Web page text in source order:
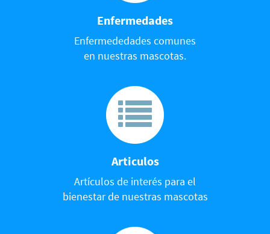
Enfermedades
Enfermededades comunes
en nuestras mascotas.
Articulos
Artículos de interés para el
bienestar de nuestras mascotas